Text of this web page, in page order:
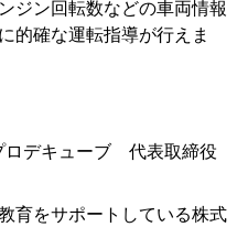
ジン回転数などの車両情報
的確な運転指導が行えま
ロデキューブ 代表取締役
育をサポートしている株式